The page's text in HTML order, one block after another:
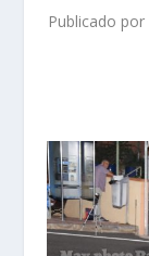
Publicado por